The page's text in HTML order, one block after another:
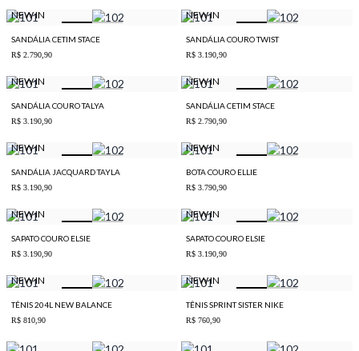
NEW IN
SANDÁLIA CETIM STACE
R$ 2.790,90
NEW IN
SANDÁLIA COURO TWIST
R$ 3.190,90
NEW IN
SANDÁLIA COURO TALYA
R$ 3.190,90
NEW IN
SANDÁLIA CETIM STACE
R$ 2.790,90
NEW IN
SANDÁLIA JACQUARD TAYLA
R$ 3.190,90
NEW IN
BOTA COURO ELLIE
R$ 3.790,90
NEW IN
SAPATO COURO ELSIE
R$ 3.190,90
NEW IN
SAPATO COURO ELSIE
R$ 3.190,90
NEW IN
TÊNIS 204L NEW BALANCE
R$ 810,90
NEW IN
TÊNIS SPRINT SISTER NIKE
R$ 760,90